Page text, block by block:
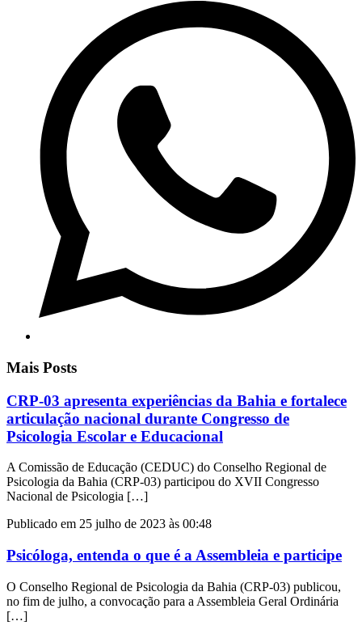
Mais Posts
CRP-03 apresenta experiências da Bahia e fortalece
articulação nacional durante Congresso de
Psicologia Escolar e Educacional
A Comissão de Educação (CEDUC) do Conselho Regional de
Psicologia da Bahia (CRP-03) participou do XVII Congresso
Nacional de Psicologia […]
Publicado em 25 julho de 2023 às 00:48
Psicóloga, entenda o que é a Assembleia e participe
O Conselho Regional de Psicologia da Bahia (CRP-03) publicou,
no fim de julho, a convocação para a Assembleia Geral Ordinária
[…]